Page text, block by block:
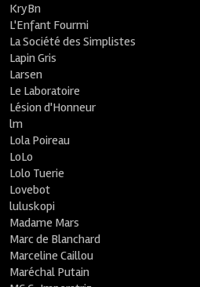
KryBn
L'Enfant Fourmi
La Société des Simplistes
Lapin Gris
Larsen
Le Laboratoire
Lésion d'Honneur
lm
Lola Poireau
LoLo
Lolo Tuerie
Lovebot
luluskopi
Madame Mars
Marc de Blanchard
Marceline Caillou
Maréchal Putain